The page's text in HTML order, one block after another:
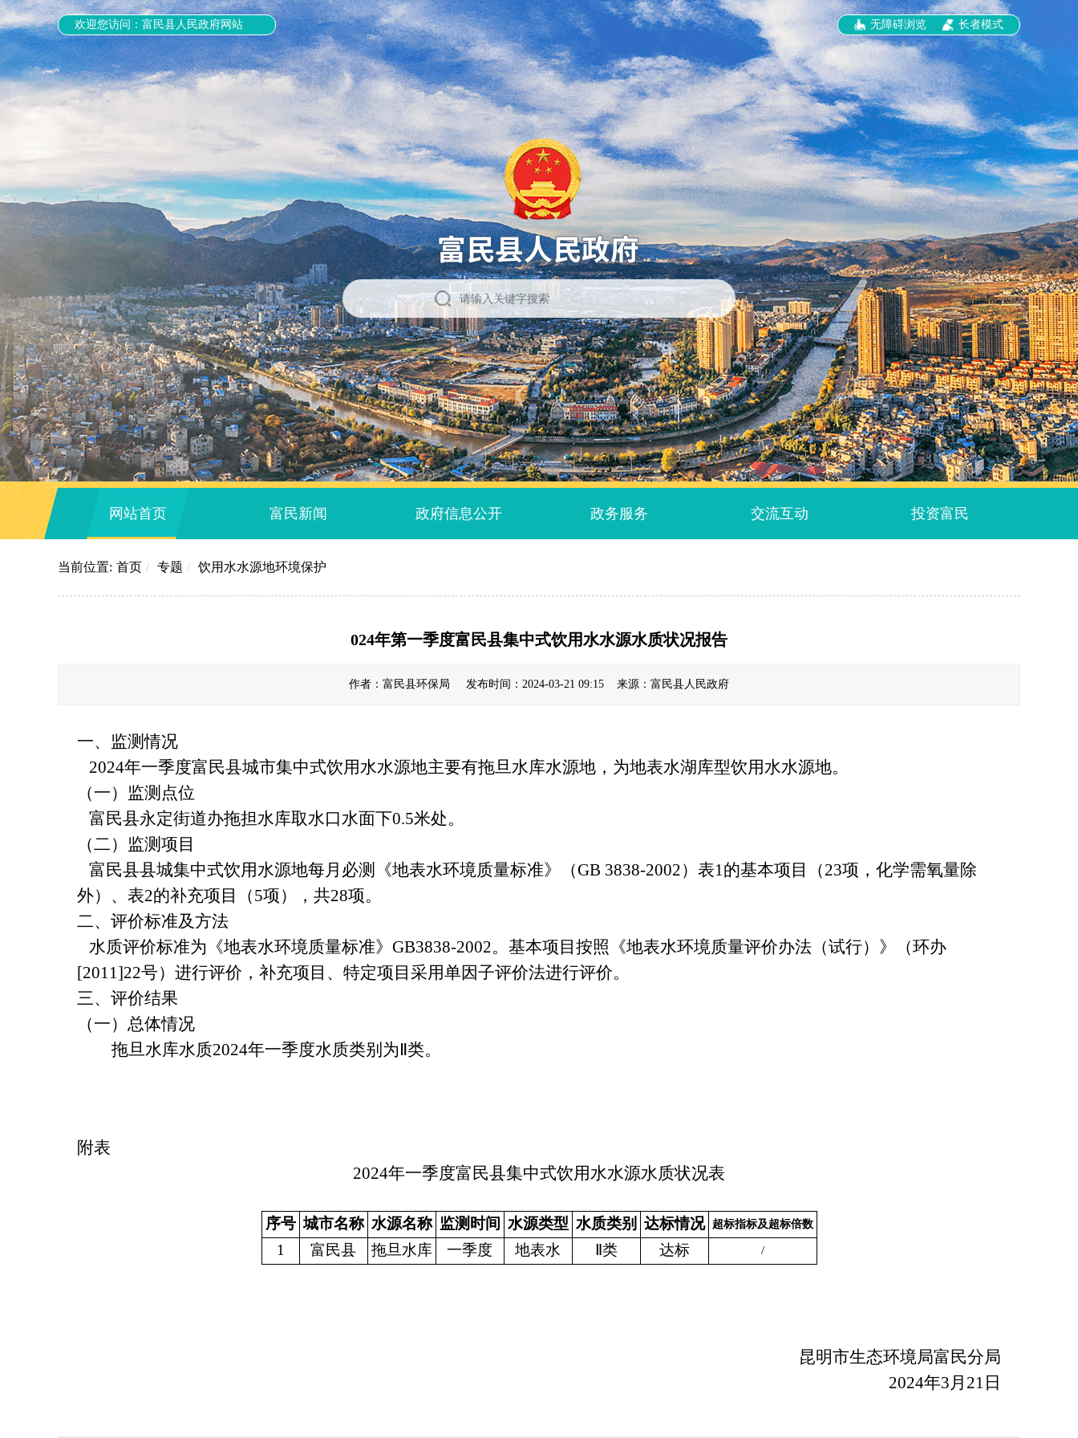
欢迎您访问：富民县人民政府网站 无障碍浏览 长者模式
网站首页 富民新闻 政府信息公开 政务服务 交流互动 投资富民
当前位置: 首页 / 专题 / 饮用水水源地环境保护
024年第一季度富民县集中式饮用水水源水质状况报告
作者：富民县环保局 发布时间：2024-03-21 09:15 来源：富民县人民政府
一、监测情况
2024年一季度富民县城市集中式饮用水水源地主要有拖旦水库水源地，为地表水湖库型饮用水水源地。
（一）监测点位
富民县永定街道办拖担水库取水口水面下0.5米处。
（二）监测项目
富民县县城集中式饮用水源地每月必测《地表水环境质量标准》（GB 3838-2002）表1的基本项目（23项，化学需氧量除
外）、表2的补充项目（5项），共28项。
二、评价标准及方法
水质评价标准为《地表水环境质量标准》GB3838-2002。基本项目按照《地表水环境质量评价办法（试行）》（环办
[2011]22号）进行评价，补充项目、特定项目采用单因子评价法进行评价。
三、评价结果
（一）总体情况
拖旦水库水质2024年一季度水质类别 为Ⅱ类。
附表
2024年一季度富民县集中式饮用水水源水质状况表
序号 城市名称 水源名称 监测 时间 水源类型 水质类别 达标情况 超标指标及超标倍数
1 富民县 拖旦水库 一季度 地表水 类 达标 /
昆明市生态环境局富民分局
2024年3月 21 日